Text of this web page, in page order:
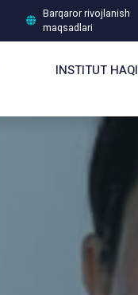
Barqaror rivojlanish
maqsadlari
INSTITUT